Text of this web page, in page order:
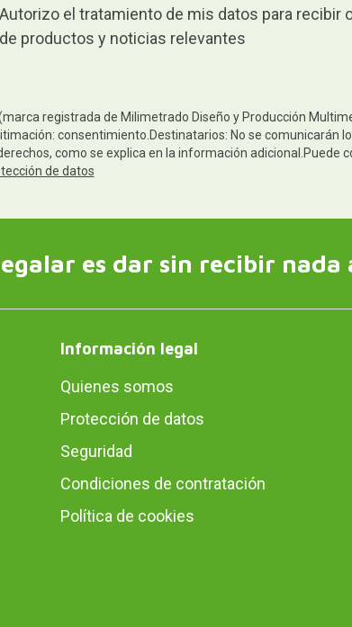
Autorizo el tratamiento de mis datos para recibir
de productos y noticias relevantes
registrada de Milimetrado Diseño y Producción
consentimiento.Destinatarios: No se comunicarán
como se explica en la información adicional.Puede
de datos
es dar sin recibir nada
Información legal
Quienes somos
Protección de datos
Seguridad
Condiciones de contratación
Política de cookies